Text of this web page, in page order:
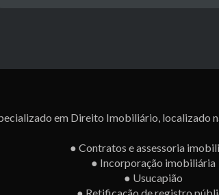
em Direito Imobiliário, localizado
● Contratos e assessoria
● Incorporação imobiliária
● Usucapião